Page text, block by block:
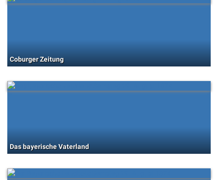
Coburger Zeitung
Das bayerische Vaterland